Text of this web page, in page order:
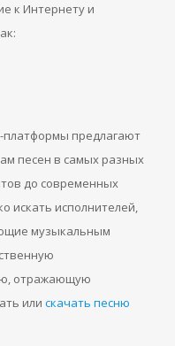
к Интернету и
платформы предлагают
песен в самых разных
до современных
искать исполнителей,
музыкальным
отражающую
или скачать песню